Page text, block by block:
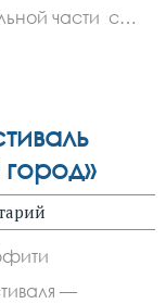
части с…
—